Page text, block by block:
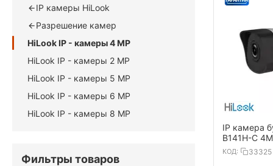
IP камера
B141H-C 4MP 2.8mm
2560×1440
m PoE
КОД: 33325
IP камеры HiLook
Разрешение камер
HiLook IP - камеры 4 MP
HiLook IP - камеры 2 MP
HiLook IP - камеры 5 MP
HiLook IP - камеры 6 MP
HiLook IP - камеры 8 MP
Фильтры товаров